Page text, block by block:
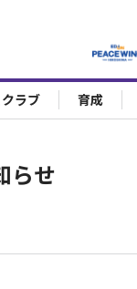
ラブ 育成
らせ